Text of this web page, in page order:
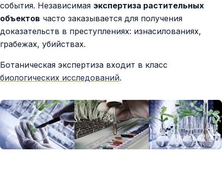
события. Независимая экспертиза растительных
объектов часто заказывается для получения
доказательств в преступлениях: изнасилованиях,
грабежах, убийствах.
Ботаническая экспертиза входит в класс
биологических исследований.